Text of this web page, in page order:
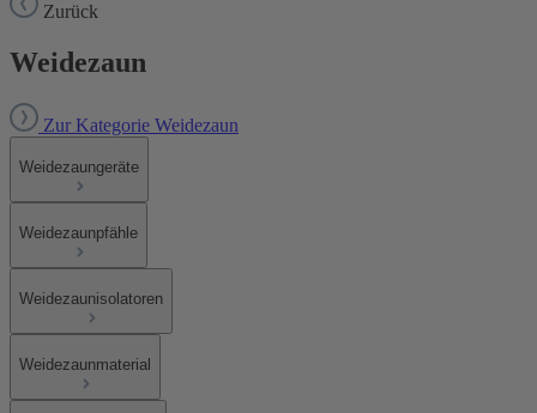
Zurück
Weidezaun
Zur Kategorie Weidezaun
Weidezaungeräte
Weidezaunpfähle
Weidezaunisolatoren
Weidezaunmaterial